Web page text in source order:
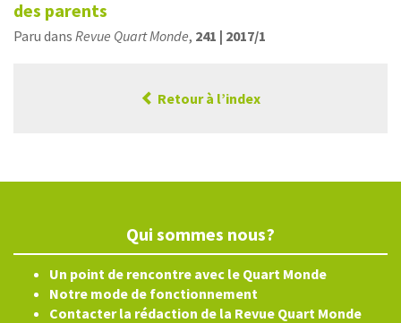
des parents
Paru dans Revue Quart Monde, 241 | 2017/1
Retour à l’index
Qui sommes nous?
Un point de rencontre avec le Quart Monde
Notre mode de fonctionnement
Contacter la rédaction de la Revue Quart Monde